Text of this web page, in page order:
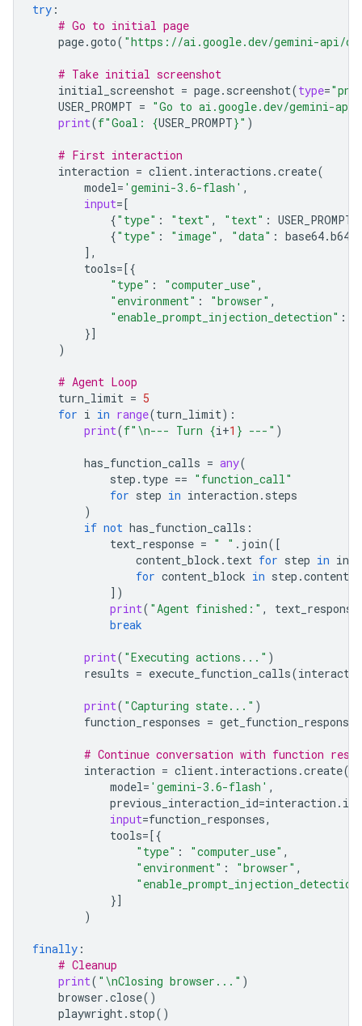
try :
# Go to initial page
page.goto( "https://ai.google.dev/gemini-api/
# Take initial screenshot
initial_screenshot = page. screenshot(type=
USER_PROMPT = "Go to ai.google.dev/gemini-
print(f"Goal: {USER_PROMPT}" )
# First interaction
interaction = client. interactions .create(
model= 'gemini-3.6-flash' ,
input=[
{"type" : "text" , "text" : USER_PROMPT
{"type" : "image" , "data" : base64.
],
tools=[{
"type" : "computer_use" ,
"environment" : "browser" ,
"enable_prompt_injection_detection" :
}]
)
# Agent Loop
turn_limit = 5
for i in range(turn_limit):
print(f" \n--- Turn {i+1 } ---" )
has_function_calls = any(
step . type == "function_call"
for step in interaction . steps
)
if not has_function_calls :
text_response = " " . join([
content_block . text for step in
for content_block in step .content
])
print( "Agent finished:" , text_response
break
print( "Executing actions..." )
results = execute_function_calls(
print( "Capturing state..." )
function_responses = get_function_responses
# Continue conversation with function
interaction = client. interactions .create(
model= 'gemini-3.6-flash' ,
previous_interaction_id=interaction . id
input=function_responses,
tools=[{
"type" : "computer_use" ,
"environment" : "browser" ,
}]
)
finally :
# Cleanup
print( " \nClosing browser..." )
browser .close()
playwright. stop()